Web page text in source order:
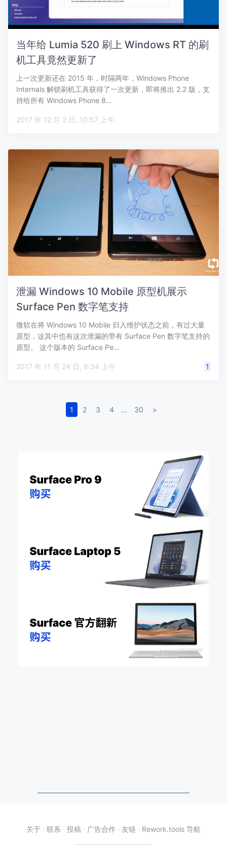
当年给 Lumia 520 刷上 Windows RT 的刷
机工具竟然更新了
上一次更新还在 2015 年，时隔两年，Windows Phone
Internals 解锁刷机工具获得了一次更新，即将推出 2.2 版，支
持给所有 Windows Phone 8…
2017 年 12 月 2 日, 10:57 上午
泄漏 Windows 10 Mobile 原型机展示
Surface Pen 数字笔支持
微软在将 Windows 10 Mobile 归入维护状态之前，有过大量
原型，这其中也有这次泄漏的带有 Surface Pen 数字笔支持的
原型。 这个版本的 Surface Pe…
2017 年 11 月 24 日, 8:34 上午 1
1 2 3 4 ... 30 >
关于 · 联系 · 投稿 · 广告合作 · 友链 · Rework.tools 导航